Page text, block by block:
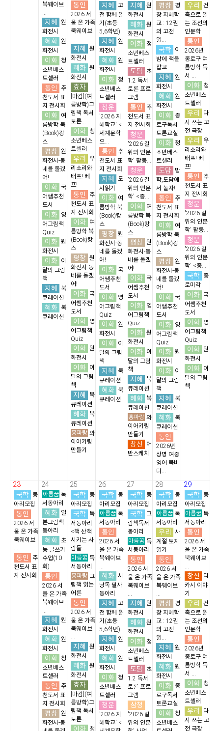
북웨이브
...
지혜
원
화전시
혜화 원
화전시
이화
청
소년베스
트셀러
통인
추
천도서 표
지 전시회
이화
여
름방학 북
(Book)캉
스
평창 원
화전시-동
네를 돌겠
어!
이화
국
어쌤추천
도서
이화
영
어그림책
Quiz
이화 원
화전시
이화
이
달의 그림
책
지혜
북
큐레이션
혜화
북
큐레이션
통인
2026 서
울 온 가족
북웨이브
...
지혜
원
화전시
혜화 원
화전시
효자
[마감](여
름방학)그
림책 독서
토론...
이화
청
소년베스
트셀러
우리
우
리소리와
배프! 베
프!
통인
추
천도서 표
지 전시회
이화
여
름방학 북
(Book)캉
스
평창 원
화전시-동
네를 돌겠
어!
이화
국
어쌤추천
도서
이화
영
어그림책
Quiz
이화 원
화전시
이화
이
달의 그림
책
지혜
북
큐레이션
혜화
북
큐레이션
홍파랑 와
이어키링
만들기
지혜
고
전 함께 읽
기(초등
5,6학년)
지혜
원
화전시
혜화 원
화전시
이화
청
소년베스
트셀러
청운
'2026 지
혜학교' <
세계문학
으...
통인
추
천도서 표
지 전시회
지혜
도
시읽기
이화
여
름방학 북
(Book)캉
스
평창 원
화전시-동
네를 돌겠
어!
이화
국
어쌤추천
도서
이화
영
어그림책
Quiz
이화 원
화전시
이화
이
달의 그림
책
지혜
북
큐레이션
혜화
북
큐레이션
지혜
원
화전시
혜화 원
화전시
이화
청
소년베스
트셀러
도담
초
1.2 독서
토론 프로
그램
통인
추
천도서 표
지 전시회
청운
'2026 길
위의 인문
학' 활동...
청운
'2026 길
위의 인문
학' <종...
이화
여
름방학 북
(Book)캉
스
평창 원
화전시-동
네를 돌겠
어!
이화
국
어쌤추천
도서
이화
영
어그림책
Quiz
이화 원
화전시
이화
이
달의 그림
책
지혜
북
큐레이션
혜화
북
큐레이션
홍파랑 와
이어키링
만들기
창신
어
반스케치
평창 평
창 지혜학
교 : 12권
의 고전
읽...
국학
이
밤에 책을
잡고
지혜
원
화전시
혜화 원
화전시
이화
종
로구독서
토론교실
이화
청
소년베스
트셀러
도담
방
학,도담에
서 놀자!
통인
추
천도서 표
지 전시회
이화
여
름방학 북
(Book)캉
스
평창 원
화전시-동
네를 돌겠
어!
이화
국
어쌤추천
도서
이화
영
어그림책
Quiz
이화 원
화전시
이화
이
달의 그림
책
지혜
북
큐레이션
혜화
북
큐레이션
통인
2026년
상명 여중
영어 북버
디...
우리
건
축으로 읽
는 조선의
인문학
통인
2026년
종로구 여
름방학 독
서 ...
이화
청
소년베스
트셀러
우리
다
시 쓰는 고
전 극장
우리
우
리소리와
배프! 베
프!
통인
추
천도서 표
지 전시회
청운
'2026 길
위의 인문
학' 활동...
청운
'2026 길
위의 인문
학' <종...
국학
종
로미각
이화
국
어쌤추천
도서
이화
영
어그림책
Quiz
이화 원
화전시
이화
이
달의 그림
책
23
국학
동
아리모집
통인
2026 서
울 온 가족
북웨이브
...
통인
추
천도서 표
지 전시회
24
아름꿈 독
서동아리
혜화
일
본그림책
동아리
혜화
초
등 글쓰기
수업(10
회)
통인
2026 서
울 온 가족
북웨이브
...
지혜
원
화전시
혜화 원
화전시
이화
청
소년베스
트셀러
통인
추
천도서 표
지 전시회
평창 원
화전시-동
25
국학
동
아리모집
국학
독
서동아리
<책 산책
시키는 사
람들...
아름꿈 독
서동아리
홍파랑 그
림책 읽는
어른
통인
2026 서
울 온 가족
북웨이브
...
지혜
원
화전시
혜화 원
화전시
효자
[마감](여
름방학)그
림책 독서
토론...
이화 청
26
국학
동
아리모집
아름꿈 독
서동아리
통인
2026 서
울 온 가족
북웨이브
...
혜화 시
낭독 필사
동아리
지혜
고
전 함께 읽
기(초등
5,6학년)
지혜
원
화전시
혜화 원
화전시
이화
청
소년베스
트셀러
청운
'2026 지
혜학교' <
27
국학
동
아리모집
국학
그
림책독서
동아리
아름꿈 독
서동아리
통인
2026 서
울 온 가족
북웨이브
...
지혜
원
화전시
혜화 원
화전시
이화
청
소년베스
트셀러
도담
초
1.2 독서
토론 프로
그램
삼청
'2026 길
위의 인문
28
국학
동
아리모집
아름꿈 독
서동아리
우리
사
계절 토지
읽기
통인
2026 서
울 온 가족
북웨이브
...
평창 평
창 지혜학
교 : 12권
의 고전
읽...
지혜
원
화전시
혜화 원
화전시
이화
종
로구독서
토론교실
이화
청
소년베스
29
국학
동
아리모집
아름꿈 독
서동아리
통인
2026 서
울 온 가족
북웨이브
...
창신
디
카시 이야
기
우리
건
축으로 읽
는 조선의
인문학
통인
2026년
종로구 여
름방학 독
서 ...
이화
청
소년베스
트셀러
우리
다
시 쓰는 고
전 극장